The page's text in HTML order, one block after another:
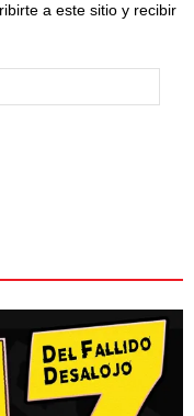
a este sitio y recibir